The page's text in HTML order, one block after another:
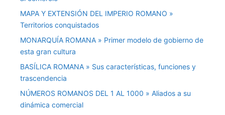
MAPA Y EXTENSIÓN DEL IMPERIO ROMANO »
Territorios conquistados
MONARQUÍA ROMANA » Primer modelo de gobierno de
esta gran cultura
BASÍLICA ROMANA » Sus características, funciones y
trascendencia
NÚMEROS ROMANOS DEL 1 AL 1000 » Aliados a su
dinámica comercial